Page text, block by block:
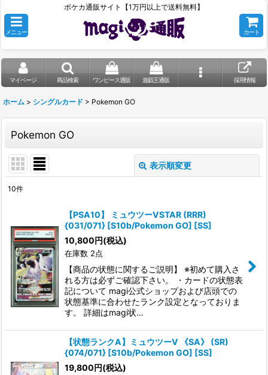
ポケカ通販サイト【1万円以上で送料無料】
メニュー カート
マイページ 商品検索 ワンピース通販 遊戯王通販 採用情報
ホーム > シングルカード > Pokemon GO
Pokemon GO
表示順変更
在庫あり
並び順:
絞り込む
10件
【PSA10】 ミュウツーVSTAR (RRR)
{031/071} [S10b/Pokemon GO] [SS]
10,800円(税込)
在庫数 2点
【商品の状態に関するご説明】 ※初めて購入さ
れる方は必ずご確認下さい。 ・カードの状態表
記について magi公式ショップおよび店頭での
状態基準に合わせたランク設定となっておりま
す。 詳細はmagi状…
【状態ランクA】ミュウツーV 《SA》 (SR)
{074/071} [S10b/Pokemon GO] [SS]
19,800円(税込)